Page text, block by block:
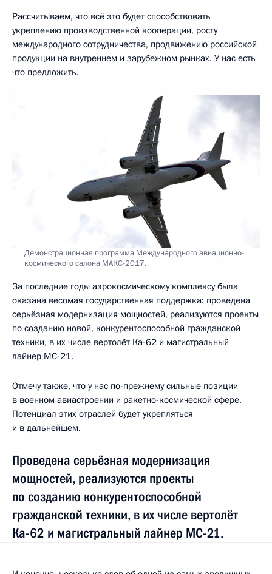
Рассчитываем, что всё это будет способствовать
укреплению производственной кооперации, росту
международного сотрудничества, продвижению российской
продукции на внутреннем и зарубежном рынках. У нас есть
что предложить.
Демонстрационная программа Международного авиационно-
космического салона МАКС-2017.
За последние годы аэрокосмическому комплексу была
оказана весомая государственная поддержка: проведена
серьёзная модернизация мощностей, реализуются проекты
по созданию новой, конкурентоспособной гражданской
техники, в их числе вертолёт Ка-62 и магистральный
лайнер МС-21.
Отмечу также, что у нас по-прежнему сильные позиции
в военном авиастроении и ракетно-космической сфере.
Потенциал этих отраслей будет укрепляться
и в дальнейшем.
Проведена серьёзная модернизация
мощностей, реализуются проекты
по созданию конкурентоспособной
гражданской техники, в их числе вертолёт
Ка-62 и магистральный лайнер МС-21.